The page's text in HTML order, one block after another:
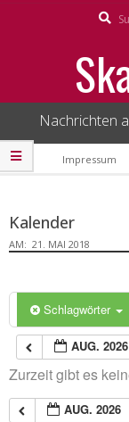
Nachrichten
Secondary
Navigation
Impressum
Kalender
AM: 21. MAI 2018
Schlagwörter
AUG. 2026
Zurzeit gibt es
AUG. 2026